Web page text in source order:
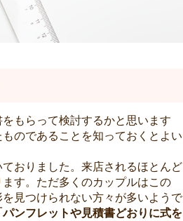
もらって検討するかと思います
のであることを知っておくとよい
おりました。来店されるほとんど
す。ただ多くのカップルはこの
見つけられない方々が多いようで
ンフレットや見積書どおりに式を